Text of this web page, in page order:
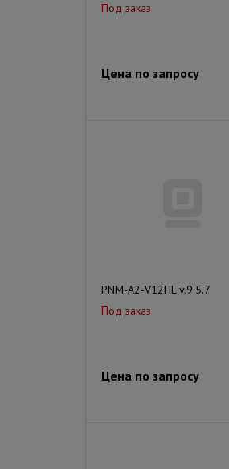
Под заказ
Цена по запросу
PNM-A2-V12HL v.9.5.7
Под заказ
Цена по запросу